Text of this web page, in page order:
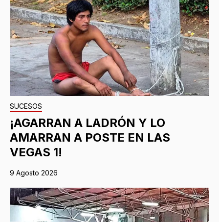
SUCESOS
¡AGARRAN A LADRÓN Y LO
AMARRAN A POSTE EN LAS
VEGAS 1!
9 Agosto 2026